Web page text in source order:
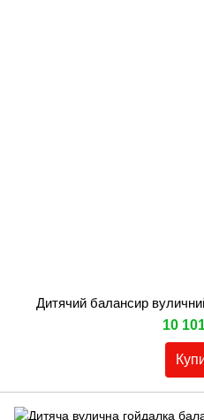
Дитячий балансир
10